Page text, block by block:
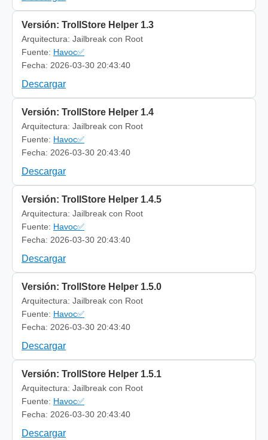
Versión: TrollStore Helper 1.3
Arquitectura: Jailbreak con Root
Fuente: Havoc✅
Fecha: 2026-03-30 20:43:40
Descargar
Versión: TrollStore Helper 1.4
Arquitectura: Jailbreak con Root
Fuente: Havoc✅
Fecha: 2026-03-30 20:43:40
Descargar
Versión: TrollStore Helper 1.4.5
Arquitectura: Jailbreak con Root
Fuente: Havoc✅
Fecha: 2026-03-30 20:43:40
Descargar
Versión: TrollStore Helper 1.5.0
Arquitectura: Jailbreak con Root
Fuente: Havoc✅
Fecha: 2026-03-30 20:43:40
Descargar
Versión: TrollStore Helper 1.5.1
Arquitectura: Jailbreak con Root
Fuente: Havoc✅
Fecha: 2026-03-30 20:43:40
Descargar